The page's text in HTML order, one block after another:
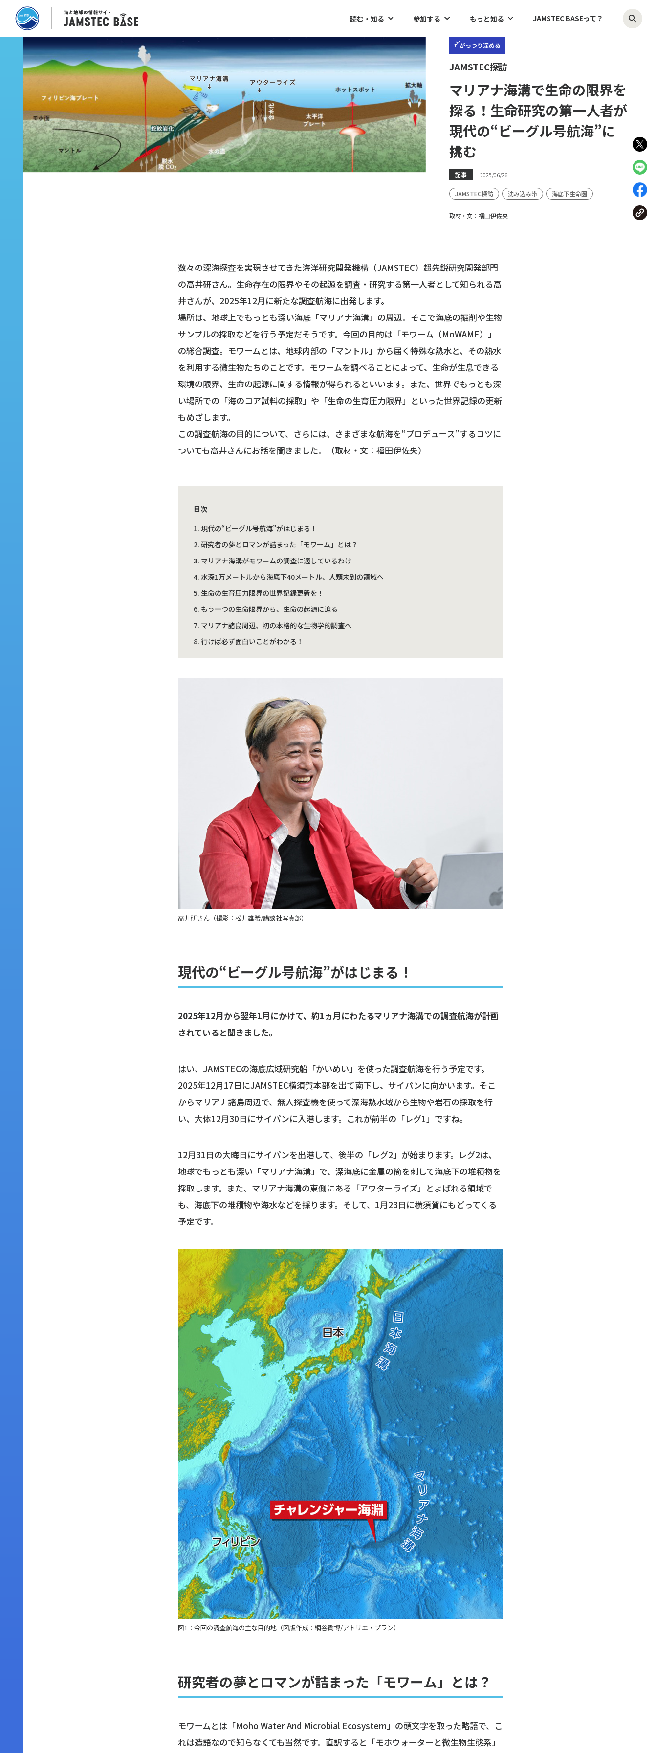
読む・知る 参加する もっと知る JAMSTEC BASEって？
がっつり深める
JAMSTEC探訪
マリアナ海溝で生命の限界を
探る！生命研究の第一人者が
現代の“ビーグル号航海”に
挑む
記事 2025/06/26
JAMSTEC探訪 沈み込み帯 海底下生命圏
取材・文：福田伊佐央
数々の深海探査を実現させてきた海洋研究開発機構（JAMSTEC）超先鋭研究開発部門
の高井研さん。生命存在の限界やその起源を調査・研究する第一人者として知られる高
井さんが、2025年12月に新たな調査航海に出発します。
場所は、地球上でもっとも深い海底「マリアナ海溝」の周辺。そこで海底の掘削や生物
サンプルの採取などを行う予定だそうです。今回の目的は「モワーム（MoWAME）」
の総合調査。モワームとは、地球内部の「マントル」から届く特殊な熱水と、その熱水
を利用する微生物たちのことです。モワームを調べることによって、生命が生息できる
環境の限界、生命の起源に関する情報が得られるといいます。また、世界でもっとも深
い場所での「海のコア試料の採取」や「生命の生育圧力限界」といった世界記録の更新
もめざします。
この調査航海の目的について、さらには、さまざまな航海を“プロデュース”するコツに
ついても高井さんにお話を聞きました。（取材・文：福田伊佐央）
目次
現代の“ビーグル号航海”がはじまる！
研究者の夢とロマンが詰まった「モワーム」とは？
マリアナ海溝がモワームの調査に適しているわけ
水深1万メートルから海底下40メートル、人類未到の領域へ
生命の生育圧力限界の世界記録更新を！
もう一つの生命限界から、生命の起源に迫る
マリアナ諸島周辺、初の本格的な生物学的調査へ
行けば必ず面白いことがわかる！
高井研さん（撮影：松井雄希/講談社写真部）
現代の“ビーグル号航海”がはじまる！
――2025年12月から翌年1月にかけて、約1ヵ月にわたるマリアナ海溝での調査航海が計画
されていると聞きました。
はい、JAMSTECの海底広域研究船「かいめい」を使った調査航海を行う予定です。
2025年12月17日にJAMSTEC横須賀本部を出て南下し、サイパンに向かいます。そこ
からマリアナ諸島周辺で、無人探査機を使って深海熱水域から生物や岩石の採取を行
い、大体12月30日にサイパンに入港します。これが前半の「レグ1」ですね。
12月31日の大晦日にサイパンを出港して、後半の「レグ2」が始まります。レグ2は、
地球でもっとも深い「マリアナ海溝」で、深海底に金属の筒を刺して海底下の堆積物を
採取します。また、マリアナ海溝の東側にある「アウターライズ」とよばれる領域で
も、海底下の堆積物や海水などを採ります。そして、1月23日に横須賀にもどってくる
予定です。
図1：今回の調査航海の主な目的地（図版作成：網谷貴博/アトリエ・プラン）
研究者の夢とロマンが詰まった「モワーム」とは？
モワームとは「Moho Water And Microbial Ecosystem」の頭文字を取った略語で、こ
れは造語なので知らなくても当然です。直訳すると「モホウォーターと微生物生態系」